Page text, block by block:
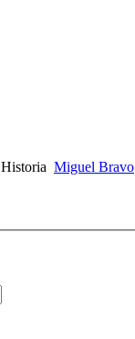
Historia Miguel Bravo